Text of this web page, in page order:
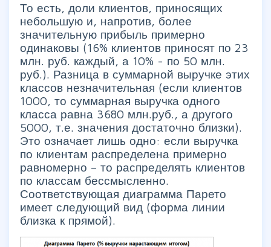
То есть, доли клиентов, приносящих
небольшую и, напротив, более
значительную прибыль примерно
одинаковы (16% клиентов приносят по 23
млн. руб. каждый, а 10% - по 50 млн.
руб.). Разница в суммарной выручке этих
классов незначительная (если клиентов
1000, то суммарная выручка одного
класса равна 3680 млн.руб., а другого
5000, т.е. значения достаточно близки).
Это означает лишь одно: если выручка
по клиентам распределена примерно
равномерно – то распределять клиентов
по классам бессмысленно.
Соответствующая диаграмма Парето
имеет следующий вид (форма линии
близка к прямой).